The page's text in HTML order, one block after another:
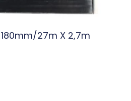
27m X 2,7m